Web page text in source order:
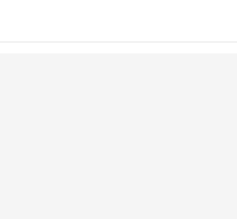
OPINIÓN EXTRAS